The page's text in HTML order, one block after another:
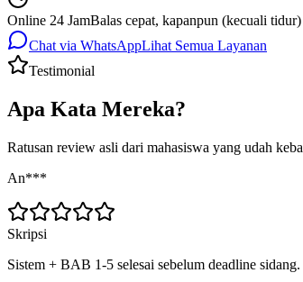
Online 24 JamBalas cepat, kapanpun (kecuali tidur)
Chat via WhatsAppLihat Semua Layanan
Testimonial
Apa Kata Mereka?
Ratusan review asli dari mahasiswa yang udah
An***
Skripsi
Sistem + BAB 1-5 selesai sebelum deadline